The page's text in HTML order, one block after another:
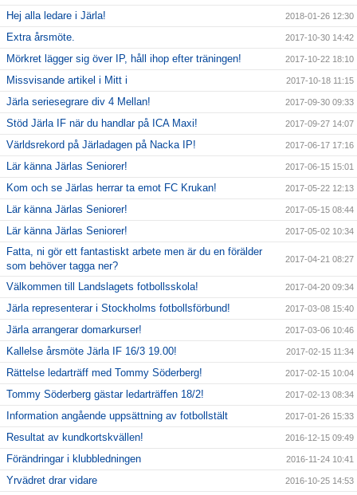
Hej alla ledare i Järla!
2018-01-26 12:30
Extra årsmöte. 2017-10-30 14:42
Mörkret lägger sig över IP, håll ihop efter träningen! 2017-10-22 18:10
Missvisande artikel i Mitt i 2017-10-18 11:15
Järla seriesegrare div 4 Mellan! 2017-09-30 09:33
Stöd Järla IF när du handlar på ICA Maxi! 2017-09-27 14:07
Världsrekord på Järladagen på Nacka IP! 2017-06-17 17:16
Lär känna Järlas Seniorer! 2017-06-15 15:01
Kom och se Järlas herrar ta emot FC Krukan! 2017-05-22 12:13
Lär känna Järlas Seniorer! 2017-05-15 08:44
Lär känna Järlas Seniorer! 2017-05-02 10:34
Fatta, ni gör ett fantastiskt arbete men är du en förälder
som behöver tagga ner?
2017-04-21 08:27
Välkommen till Landslagets fotbollsskola! 2017-04-20 09:34
Järla representerar i Stockholms fotbollsförbund! 2017-03-08 15:40
Järla arrangerar domarkurser! 2017-03-06 10:46
Kallelse årsmöte Järla IF 16/3 19.00! 2017-02-15 11:34
Rättelse ledarträff med Tommy Söderberg! 2017-02-15 10:04
Tommy Söderberg gästar ledarträffen 18/2! 2017-02-13 08:34
Information angående uppsättning av fotbollstält 2017-01-26 15:33
Resultat av kundkortskvällen! 2016-12-15 09:49
Förändringar i klubbledningen 2016-11-24 10:41
Yrvädret drar vidare 2016-10-25 14:53